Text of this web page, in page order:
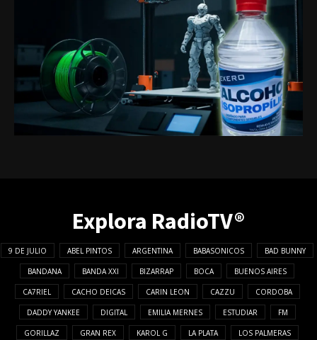
Explora RadioTV®
9 DE JULIO ABEL PINTOS ARGENTINA BABASONICOS BAD BUNNY
BANDANA BANDA XXI BIZARRAP BOCA BUENOS AIRES
CA7RIEL CACHO DEICAS CARIN LEON CAZZU CORDOBA
DADDY YANKEE DIGITAL EMILIA MERNES ESTUDIAR FM
GORILLAZ GRAN REX KAROL G LA PLATA LOS PALMERAS